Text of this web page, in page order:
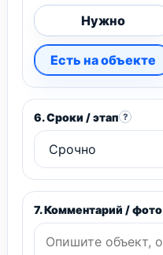
Нужно
Есть на объекте
6. Сроки / этап ?
7. Комментарий / фото